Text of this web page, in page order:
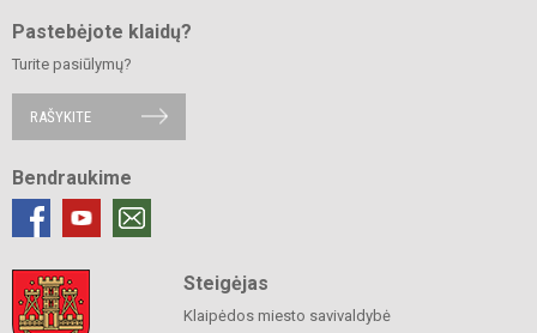
Pastebėjote klaidų?
Turite pasiūlymų?
RAŠYKITE
Bendraukime
Steigėjas
Klaipėdos miesto savivaldybė